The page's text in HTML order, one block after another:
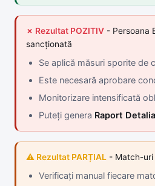
✗ Rezultat POZITIV - Persoana
sancționată
Se aplică măsuri sporite de
Este necesară aprobare
Monitorizare intensificată
Puteți genera Raport
⚠ Rezultat PARȚIAL - Match-uri
Verificați manual fiecare